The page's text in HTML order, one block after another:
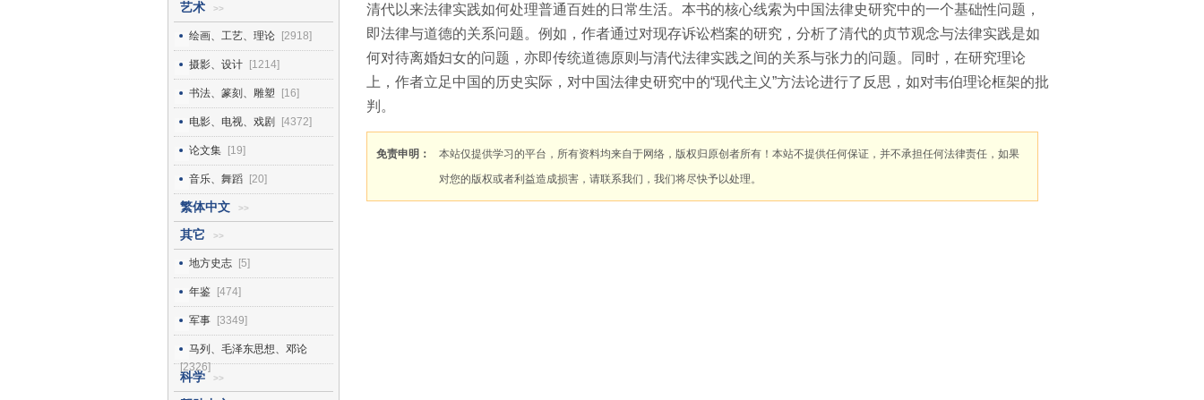
艺术 >>
绘画、工艺、理论 [2918]
摄影、设计 [1214]
书法、篆刻、雕塑 [16]
电影、电视、戏剧 [4372]
论文集 [19]
音乐、舞蹈 [20]
繁体中文 >>
其它 >>
地方史志 [5]
年鉴 [474]
军事 [3349]
马列、毛泽东思想、邓论
[2326]
科学 >>
清代以来法律实践如何处理普通百姓的日常生活。本书的核心线索为中国法律史研究中的一个基础性问题，
即法律与道德的关系问题。例如，作者通过对现存诉讼档案的研究，分析了清代的贞节观念与法律实践是如
何对待离婚妇女的问题，亦即传统道德原则与清代法律实践之间的关系与张力的问题。同时，在研究理论
上，作者立足中国的历史实际，对中国法律史研究中的“现代主义”方法论进行了反思，如对韦伯理论框架的批
判。
免责申明：
本站仅提供学习的平台，所有资料均来自于网络，版权归原创者所有！本站不提供任何保证，并不承担任何法律责任，如果
对您的版权或者利益造成损害，请联系我们，我们将尽快予以处理。